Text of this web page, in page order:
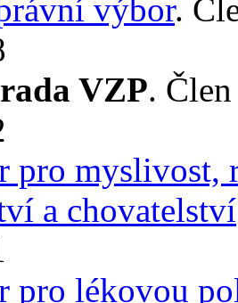
výbor.
VZP.
pro myslivost,
a chovatelství
pro lékovou